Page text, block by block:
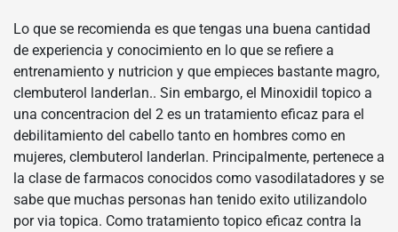
Lo que se recomienda es que tengas una buena cantidad
de experiencia y conocimiento en lo que se refiere a
entrenamiento y nutricion y que empieces bastante magro,
clembuterol landerlan.. Sin embargo, el Minoxidil topico a
una concentracion del 2 es un tratamiento eficaz para el
debilitamiento del cabello tanto en hombres como en
mujeres, clembuterol landerlan. Principalmente, pertenece a
la clase de farmacos conocidos como vasodilatadores y se
sabe que muchas personas han tenido exito utilizandolo
por via topica. Como tratamiento topico eficaz contra la